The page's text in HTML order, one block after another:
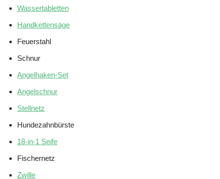
Wassertabletten
Handkettensäge
Feuerstahl
Schnur
Angelhaken-Set
Angelschnur
Stellnetz
Hundezahnbürste
18-in-1 Seife
Fischernetz
Zwille